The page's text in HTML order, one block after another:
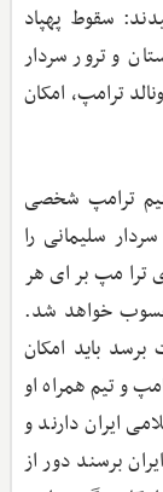
سقوط پهپاد
و ترور سردار
ترامپ، امکان
ترامپ شخصی
سلیمانی را
ترامپ برای هر
خواهد شد.
باید امکان
و تیم همراه او
ایران دارند و
برسند دور از